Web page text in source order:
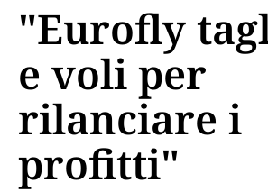
"Eurofly
e voli per
rilanciare i
profitti"